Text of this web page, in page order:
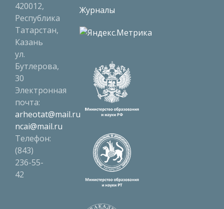
420012,
Республика
Татарстан,
Казань
ул.
Бутлерова,
30
Электронная
почта:
arheotat@mail.ru
ncai@mail.ru
Телефон:
(843)
236-55-
42
Журналы